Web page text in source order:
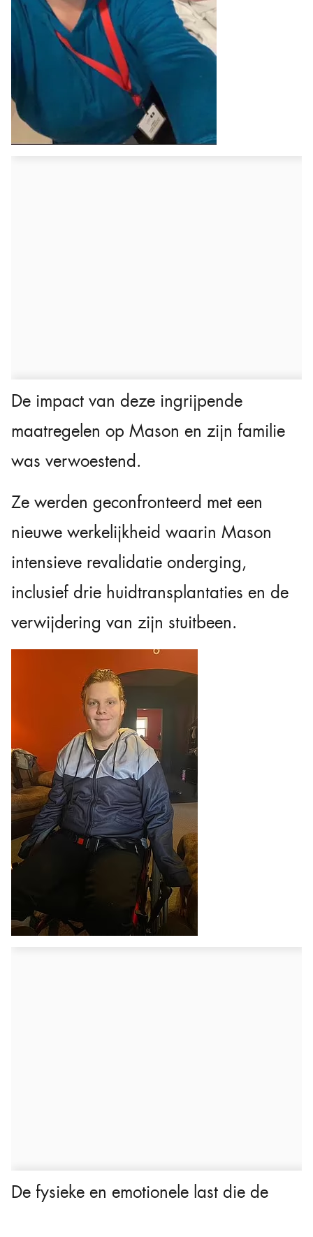
De impact van deze ingrijpende
maatregelen op Mason en zijn familie
was verwoestend.
Ze werden geconfronteerd met een
nieuwe werkelijkheid waarin Mason
intensieve revalidatie onderging,
inclusief drie huidtransplantaties en de
verwijdering van zijn stuitbeen.
De fysieke en emotionele last die de